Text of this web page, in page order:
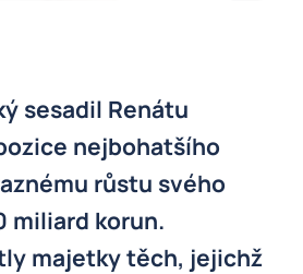
sesadil Renátu
nejbohatšího
růstu svého
miliard korun.
majetky těch, jejichž